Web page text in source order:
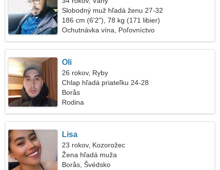
Slobodný muž hľadá ženu 27-32
186 cm (6'2"), 78 kg (171 libier)
Ochutnávka vína, Poľovníctvo
Oli
26 rokov, Ryby
Chlap hľadá priateľku 24-28
Borås
Rodina
Lisa
23 rokov, Kozorožec
Žena hľadá muža
Borås, Švédsko